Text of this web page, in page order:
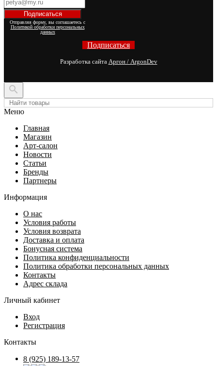
Отправляя форму, вы соглашаетесь с
Политикой обработки персональных
данных
Подписаться
Разработка сайта Аргон / ArgonDev

Меню
Главная
Магазин
Арт-салон
Новости
Статьи
Бренды
Партнеры
Информация
О нас
Условия работы
Условия возврата
Доставка и оплата
Бонусная система
Политика конфиденциальности
Политика обработки персональных данных
Контакты
Адрес склада
Личный кабинет
Вход
Регистрация
Контакты
8 (925) 189-13-57